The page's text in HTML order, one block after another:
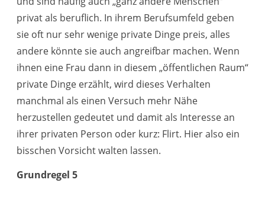
privat als beruflich. In ihrem Berufsumfeld geben
sie oft nur sehr wenige private Dinge preis, alles
andere könnte sie auch angreifbar machen. Wenn
ihnen eine Frau dann in diesem „öffentlichen Raum“
private Dinge erzählt, wird dieses Verhalten
manchmal als einen Versuch mehr Nähe
herzustellen gedeutet und damit als Interesse an
ihrer privaten Person oder kurz: Flirt. Hier also ein
bisschen Vorsicht walten lassen.
Grundregel 5